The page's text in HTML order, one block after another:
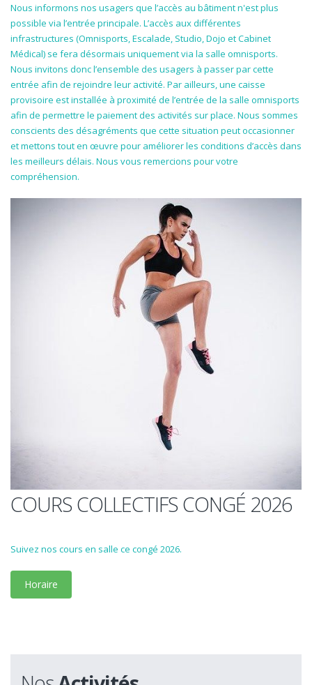
Nous informons nos usagers que l’accès au bâtiment n'est plus
possible via l’entrée principale. L’accès aux différentes
infrastructures (Omnisports, Escalade, Studio, Dojo et Cabinet
Médical) se fera désormais uniquement via la salle omnisports.
Nous invitons donc l’ensemble des usagers à passer par cette
entrée afin de rejoindre leur activité. Par ailleurs, une caisse
provisoire est installée à proximité de l’entrée de la salle omnisports
afin de permettre le paiement des activités sur place. Nous sommes
conscients des désagréments que cette situation peut occasionner
et mettons tout en œuvre pour améliorer les conditions d’accès dans
les meilleurs délais. Nous vous remercions pour votre
compréhension.
COURS COLLECTIFS CONGÉ 2026
Suivez nos cours en salle ce congé 2026.
Horaire